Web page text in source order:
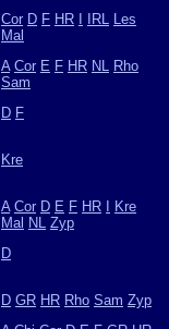
Cor D F HR IRL Les
Mal
A Cor E F HR NL Rho
Sam
D F
Kre
A Cor D E F HR
Kre
Mal NL Zyp
D
D GR HR Rho Sam Zyp